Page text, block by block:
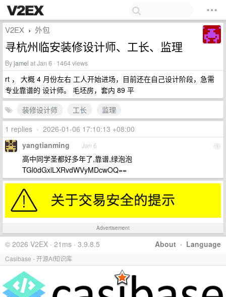
V2EX › 外包
寻杭州临安装修设计师、工长、监理
Byjamel at Jan 6 · 1464 views
rt ， 大概 4 月份左右 工人开始进场，目前还在自己设计阶段，急需
专业靠谱的 设计师。 毛坯房，套内 89 平
装修设计师
工长
监理
1 replies • 2026-01-06 17:10:13 +08:00
1
yangtianming Jan 6
高中同学圣都好多年了,靠谱,绿泡泡
TGl0dGxlLXRvdWVyMDcwOQ==
Advertisement
About · Language
© 2026 V2EX · 21ms · 3.9.8.5
Casibase - 开源AI知识库